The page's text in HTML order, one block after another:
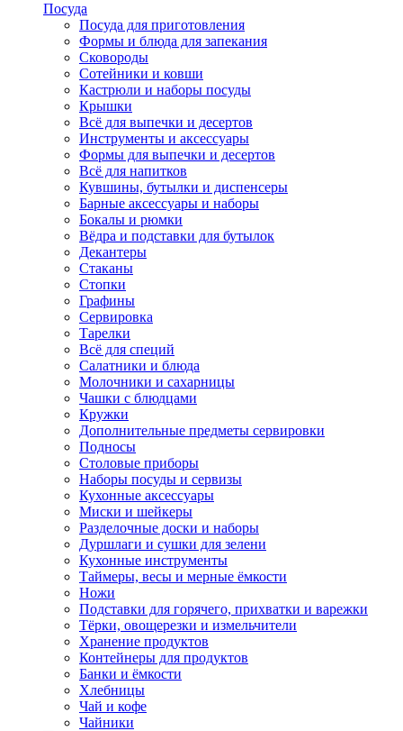
Посуда
Посуда для приготовления
Формы и блюда для запекания
Сковороды
Сотейники и ковши
Кастрюли и наборы посуды
Крышки
Всё для выпечки и десертов
Инструменты и аксессуары
Формы для выпечки и десертов
Всё для напитков
Кувшины, бутылки и диспенсеры
Барные аксессуары и наборы
Бокалы и рюмки
Вёдра и подставки для бутылок
Декантеры
Стаканы
Стопки
Графины
Сервировка
Тарелки
Всё для специй
Салатники и блюда
Молочники и сахарницы
Чашки с блюдцами
Кружки
Дополнительные предметы сервировки
Подносы
Столовые приборы
Наборы посуды и сервизы
Кухонные аксессуары
Миски и шейкеры
Разделочные доски и наборы
Дуршлаги и сушки для зелени
Кухонные инструменты
Таймеры, весы и мерные ёмкости
Ножи
Подставки для горячего, прихватки и варежки
Тёрки, овощерезки и измельчители
Хранение продуктов
Контейнеры для продуктов
Банки и ёмкости
Хлебницы
Чай и кофе
Чайники